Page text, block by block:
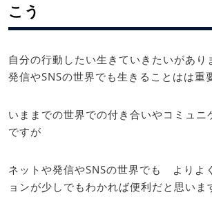
こう
自分の行動したい生きていきたいがあ
発信やSNSの世界でも生きることはは重
いままでの世界での付き合いやコミュニ
ですが
ネットや発信やSNSの世界でも よりよ
ョンが少しでもわかれば便利だと思いま